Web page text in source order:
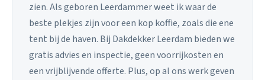
zien. Als geboren Leerdammer weet ik waar de
beste plekjes zijn voor een kop koffie, zoals die ene
tent bij de haven. Bij Dakdekker Leerdam bieden we
gratis advies en inspectie, geen voorrijkosten en
een vrijblijvende offerte. Plus, op al ons werk geven